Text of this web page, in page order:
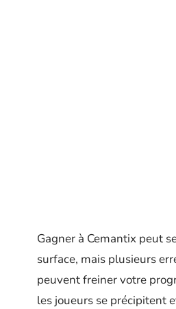
Gagner à Cemantix peut
surface, mais plusieurs
peuvent freiner votre
les joueurs se précipitent